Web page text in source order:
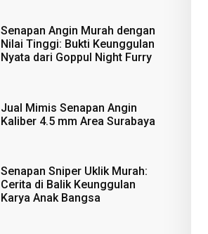
Senapan Angin Murah dengan
Nilai Tinggi: Bukti Keunggulan
Nyata dari Goppul Night Furry
Jual Mimis Senapan Angin
Kaliber 4.5 mm Area Surabaya
Senapan Sniper Uklik Murah:
Cerita di Balik Keunggulan
Karya Anak Bangsa